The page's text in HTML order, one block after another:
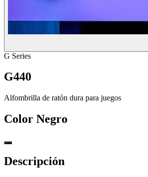
G Series
G440
Alfombrilla de ratón dura para juegos
Color Negro
Descripción